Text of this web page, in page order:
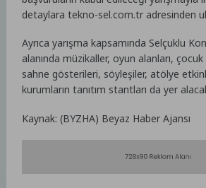
detaylara tekno-sel.com.tr adresinden
Ayrıca yarışma kapsamında Selçuklu
alanında müzikaller, oyun alanları,
sahne gösterileri, söyleşiler, atölye
kurumların tanıtım stantları da yer
Kaynak: (BYZHA) Beyaz Haber Ajansı